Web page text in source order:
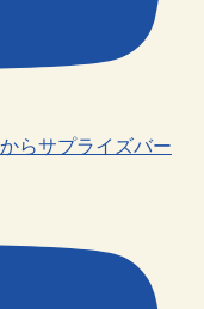
らサプライズバー